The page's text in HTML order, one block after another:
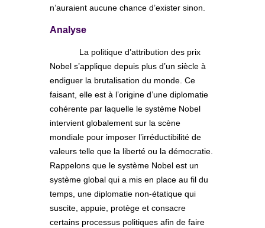
n’auraient aucune chance d’exister sinon.
Analyse
La politique d’attribution des prix
Nobel s’applique depuis plus d’un siècle à
endiguer la brutalisation du monde. Ce
faisant, elle est à l’origine d’une diplomatie
cohérente par laquelle le système Nobel
intervient globalement sur la scène
mondiale pour imposer l’irréductibilité de
valeurs telle que la liberté ou la démocratie.
Rappelons que le système Nobel est un
système global qui a mis en place au fil du
temps, une diplomatie non-étatique qui
suscite, appuie, protège et consacre
certains processus politiques afin de faire